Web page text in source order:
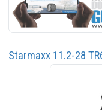
Starmaxx 11.2-28